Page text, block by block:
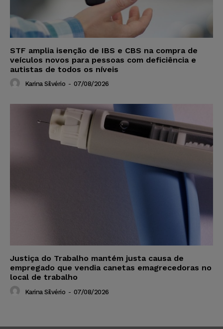
STF amplia isenção de IBS e CBS na compra de
veículos novos para pessoas com deficiência e
autistas de todos os níveis
Karina Silvério - 07/08/2026
Justiça do Trabalho mantém justa causa de
empregado que vendia canetas emagrecedoras no
local de trabalho
Karina Silvério - 07/08/2026